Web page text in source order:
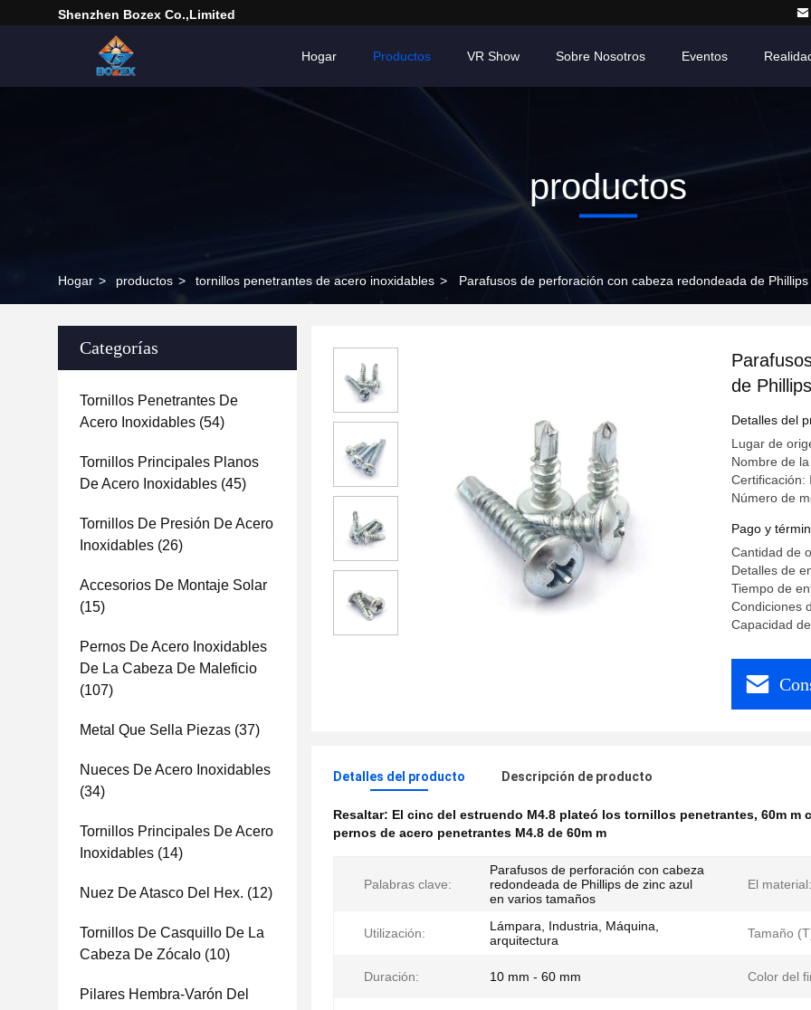
Shenzhen Bozex Co.,limited
Hogar Productos VR Show Sobre Nosotros Eventos
productos
Hogar > productos > tornillos penetrantes de acero inoxidables > Parafusos de perforación con cabeza redondeada de
Categorías
Tornillos Penetrantes De
Acero Inoxidables (54)
Tornillos Principales Planos
De Acero Inoxidables (45)
Tornillos De Presión De Acero
Inoxidables (26)
Accesorios De Montaje Solar
(15)
Pernos De Acero Inoxidables
De La Cabeza De Maleficio
(107)
Metal Que Sella Piezas (37)
Nueces De Acero Inoxidables
(34)
Tornillos Principales De Acero
Inoxidables (14)
Nuez De Atasco Del Hex. (12)
Tornillos De Casquillo De La
Cabeza De Zócalo (10)
Pilares Hembra-Varón Del
de
Detalles del
Lugar de
Nombre de
Certificación:
Número de
Pago y
Cantidad de
Detalles de
Tiempo de
Condiciones
Capacidad
Detalles del producto Descripción de producto
Resaltar: El cinc del estruendo M4.8 plateó los tornillos penetrantes, 60m m
pernos de acero penetrantes M4.8 de 60m m
Palabras clave:
Parafusos de perforación con cabeza
redondeada de Phillips de zinc azul
en varios tamaños
El material:
Utilización:
Lámpara, Industria, Máquina,
arquitectura
Tamaño
Duración: 10 mm - 60 mm Color del